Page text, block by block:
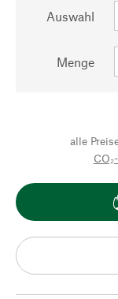
Auswahl
Menge
alle